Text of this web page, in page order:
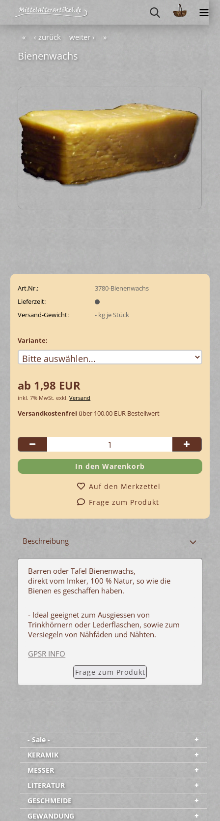
« ‹ zurück weiter › »
Bie­nen­wachs
Art.Nr.:
3780-Bienenwachs
Lieferzeit:
Versand-Gewicht:
-kg je Stück
Variante:
ab 1,98 EUR
inkl. 7% MwSt. exkl.Versand
Versandkostenfrei über 100,00 EUR Bestellwert
Auf den Merkzettel
Frage zum Produkt
Beschreibung
Barren oder Tafel Bienenwachs,
direkt vom Imker, 100 % Natur, so wie die
Bienen es geschaffen haben.
- Ideal geeignet zum Ausgiessen von
Trinkhörnern oder Lederflaschen, sowie zum
Versiegeln von Nähfäden und Nähten.
GPSR INFO
Frage zum Produkt
- Sale -
KERAMIK
MESSER
LITERATUR
GESCHMEIDE
GEWANDUNG